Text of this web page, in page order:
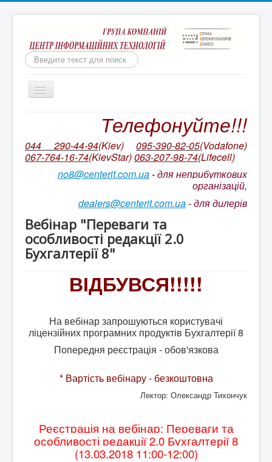
Пошук
Включить/
выключить
Бухгалтерія для неприбуткових організацій
Бухгалтерський облік КОРП для неприбуткових
організацій України
Оновлення БАС НПО. Відео на YouTube
Супровід неприбуткової конфігурації
Ціни на пакетів сервісів ІТС
Business automation software for accounting. PROF
систем BAS
Безоплатна допомога в бухгалтеії для НПО.
ПИТАННЯ ТА ВІДПОВІДІ "Кадровий облік,
Телефонуйте!!!
044 290-44-94(Kiev) 095-390-82-05(Vodafone)
067-764-16-74(KievStar)063-207-98-74(Lifecell)
no8@centerit.com.ua-для неприбуткових
організацій,
dealers@centerit.com.ua-для дилерів
Вебінар "Переваги та
особливості редакції 2.0
Бухгалтерії 8"
ВІДБУВСЯ!!!!!
На вебінар запрошуються користувачі
ліцензійних програмних продуктів Бухгалтерії 8
Попередня реєстрація - обов'язкова
* Вартість вебінару - безкоштовна
Лектор: Олександр Тихончук
Реєстрація на вебінар: Переваги та
особливості редакції 2.0 Бухгалтерії 8
(13.03.2018 11:00-12:00)